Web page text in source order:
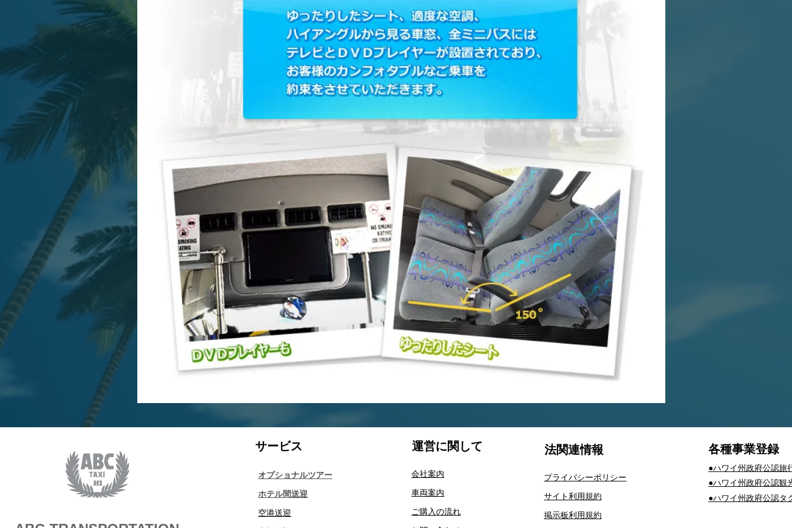
サービス​
オプショナルツアー
ホテル間送迎
空港送迎
運営に関して
会社案内
車両案内
ご購入の流れ
法関連情報
プライバシーポリシー
サイト利用規約
掲示板利用規約
​各種事業登録
​●ハワイ州政府公認旅
​●ハワイ州政府公認観
​●ハワイ州政府公認タ